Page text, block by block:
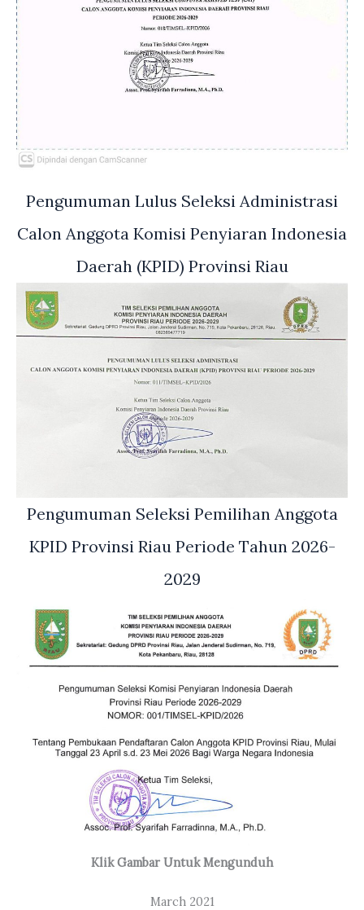
Pengumuman Lulus Seleksi Administrasi
Calon Anggota Komisi Penyiaran Indonesia
Daerah (KPID) Provinsi Riau
Pengumuman Seleksi Pemilihan Anggota
KPID Provinsi Riau Periode Tahun 2026-
2029
Klik Gambar Untuk Mengunduh
March 2021